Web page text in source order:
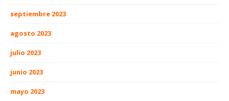
septiembre 2023
agosto 2023
julio 2023
junio 2023
mayo 2023